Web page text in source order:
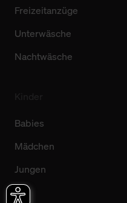
Freizeitanzüge
Unterwäsche
Nachtwäsche
Babies
Mädchen
Jungen